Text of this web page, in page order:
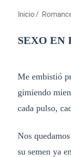
Inicio /
SEXO EN
Me embistió
gimiendo
cada pulso,
Nos
su semen ya